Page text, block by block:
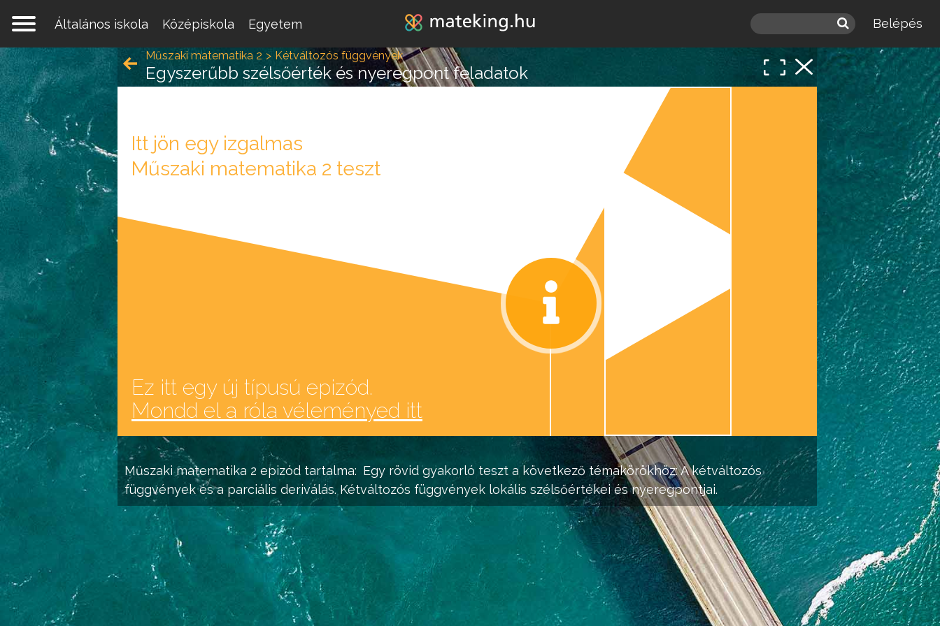
Jump to navigation
Általános iskola
Középiskola Egyetem Belépés
Műszaki matematika 2 epizód tartalma: Egy rövid gyakorló teszt a következő témakörökhöz: A kétváltozós
függvények és a parciális deriválás. Kétváltozós függvények lokális szélsőértékei és nyeregpontjai.
Műszaki matematika 2 Kétváltozós függvények
Egyszerűbb szélsőérték és nyeregpont feladatok
Itt jön egy izgalmas
Műszaki matematika 2 teszt
Ez itt egy új típusú epizód.
Mondd el a róla véleményed itt
Egy lépésre vagy attól, hogy a
matek melléd álljon és ne eléd.
REGISZTRÁLOK/BELÉPEK